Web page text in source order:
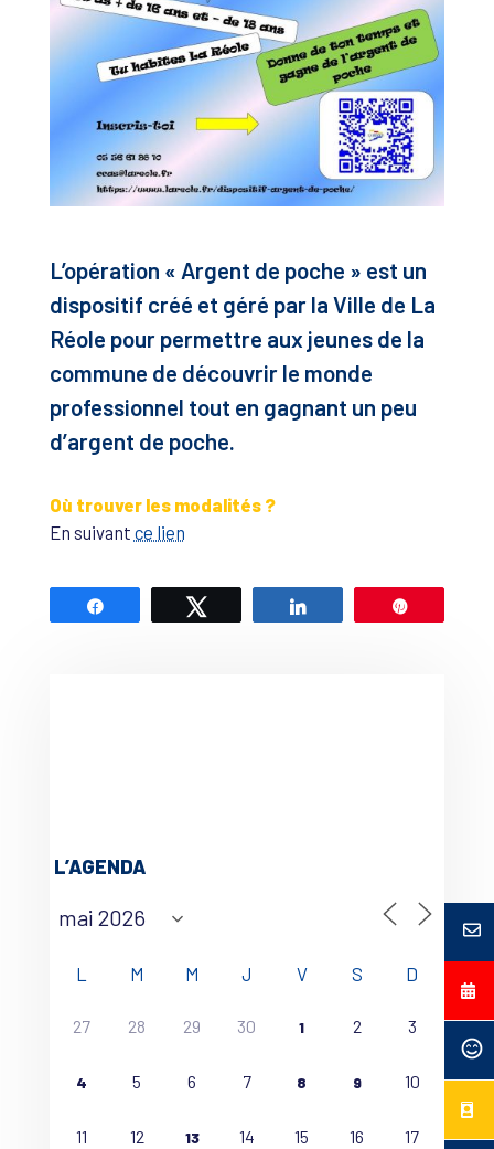
L’opération « Argent de poche » est un
dispositif créé et géré par la Ville de La
Réole pour permettre aux jeunes de la
commune de découvrir le monde
professionnel tout en gagnant un peu
d’argent de poche.
Où trouver les modalités ?
En suivant ce lien
L’AGENDA
L M M J V S D
27 28 29 30 1 2 3
4 5 6 7 8 9 10
11 12 13 14 15 16 17